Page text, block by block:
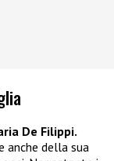
De Filippi.
anche della sua